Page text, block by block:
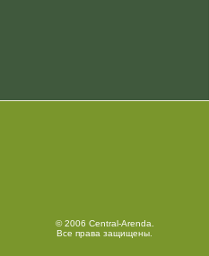
© 2006 Central-Arenda.
Все права защищены.